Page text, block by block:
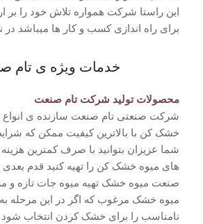
این راستا شرکت همواره تلاش خود را بر
برای راه اندازی کسب و کار ها میباشد
خدمات ویژه ی تام
محصولات تولید شرکت تام صنعت
شرکت صنعتی تام صنعت سازنده ی انواع
خشک کن با بالاترین کیفیت ممکن که
شما عزیزان بتوانید با صرف کمترین
های میوه خشک کن را تهیه کنید قدم بعدی
صنعت میوه خشک تهیه میوه جات تازه و
میوه خشک مرغوب که اگر در این مرحله
نامناسب را برای خشک کردن انتخاب